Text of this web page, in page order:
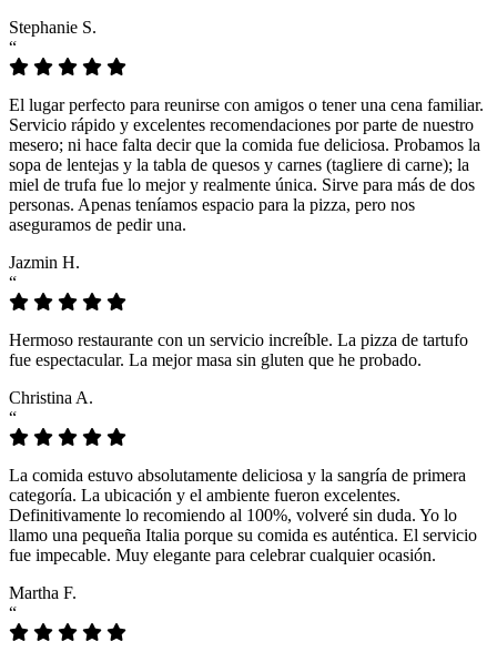
Stephanie S.
“
El lugar perfecto para reunirse con amigos o tener una cena familiar.
Servicio rápido y excelentes recomendaciones por parte de nuestro
mesero; ni hace falta decir que la comida fue deliciosa. Probamos la
sopa de lentejas y la tabla de quesos y carnes (tagliere di carne); la
miel de trufa fue lo mejor y realmente única. Sirve para más de dos
personas. Apenas teníamos espacio para la pizza, pero nos
aseguramos de pedir una.
Jazmin H.
“
Hermoso restaurante con un servicio increíble. La pizza de tartufo
fue espectacular. La mejor masa sin gluten que he probado.
Christina A.
“
La comida estuvo absolutamente deliciosa y la sangría de primera
categoría. La ubicación y el ambiente fueron excelentes.
Definitivamente lo recomiendo al 100%, volveré sin duda. Yo lo
llamo una pequeña Italia porque su comida es auténtica. El servicio
fue impecable. Muy elegante para celebrar cualquier ocasión.
Martha F.
“